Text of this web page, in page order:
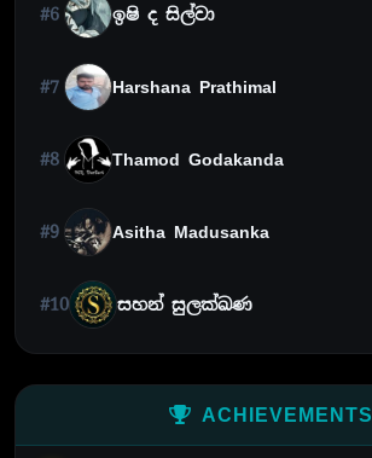
#6 ඉෂි ද සිල්වා
#7 Harshana Prathimal
#8 Thamod Godakanda
#9 Asitha Madusanka
#10 සහන් සුලක්ඛණ
ACHIEVEMENTS